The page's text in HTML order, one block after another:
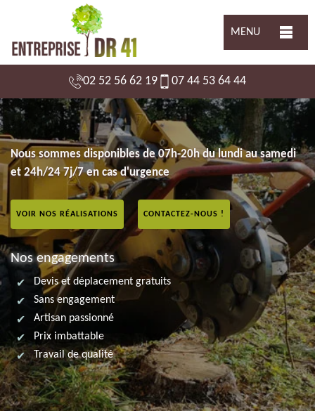
MENU
02 52 56 62 19 07 44 53 64 44
Nous sommes disponibles de 07h-20h du lundi au samedi
et 24h/24 7j/7 en cas d'urgence
VOIR NOS RÉALISATIONS CONTACTEZ-NOUS !
Nos engagements
Devis et déplacement gratuits
Sans engagement
Artisan passionné
Prix imbattable
Travail de qualité